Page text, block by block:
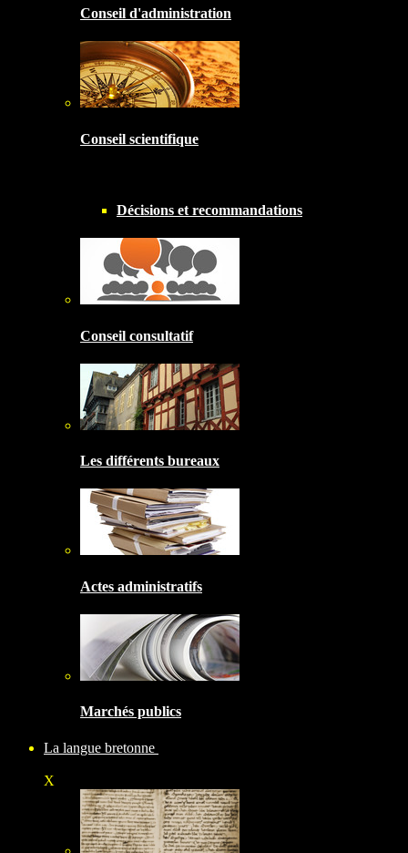
Conseil d'administration
Conseil scientifique
Décisions et recommandations
Conseil consultatif
Les différents bureaux
Actes administratifs
Marchés publics
La langue bretonne
X